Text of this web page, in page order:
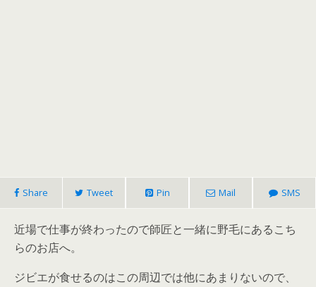
Share Tweet Pin Mail SMS
近場で仕事が終わったので師匠と一緒に野毛にあるこち
らのお店へ。
ジビエが食せるのはこの周辺では他にあまりないので、